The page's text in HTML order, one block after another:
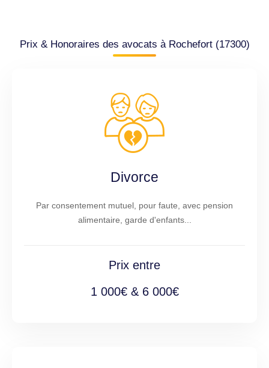
Prix & Honoraires des avocats à Rochefort (17300)
Divorce
Par consentement mutuel, pour faute, avec pension
alimentaire, garde d'enfants...
Prix entre
1 000€ & 6 000€